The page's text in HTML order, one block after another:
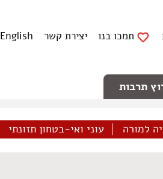
תמכו בנו יצירת קשר English
תרבות
למורה עוני ואי-בטחון תזונתי